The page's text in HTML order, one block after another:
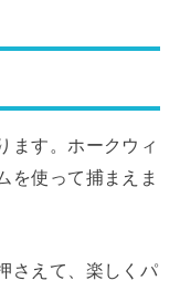
ます。ホークウィ
を使って捕まえま
さえて、楽しくパ